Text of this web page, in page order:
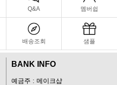
Q&A 멤버쉽
배송조회 샘플
BANK INFO
예금주 : 메이크샵